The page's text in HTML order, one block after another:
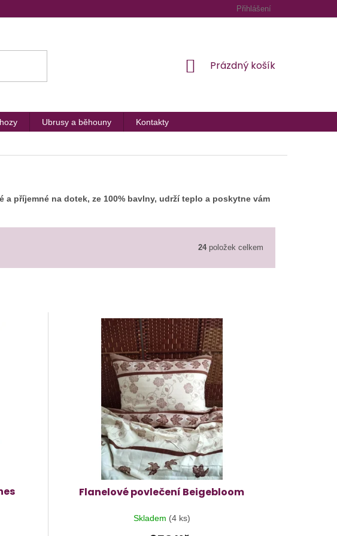
Přihlášení
NÁKUPNÍ
Prázdný košík
Ubrusy a běhouny Kontakty
příjemné na dotek, ze 100% bavlny, udrží teplo a poskytne vám
24položek celkem
Flanelové povlečení Beigebloom
Skladem (4 ks)